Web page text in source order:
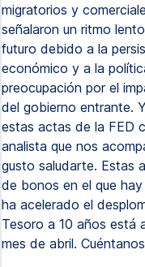
migratorios y
señalaron un ritmo
futuro debido a la
económico y a la
preocupación por el
del gobierno entrante.
estas actas de la FED
analista que nos
gusto saludarte. Estas
de bonos en el que
ha acelerado el
Tesoro a 10 años está
mes de abril.